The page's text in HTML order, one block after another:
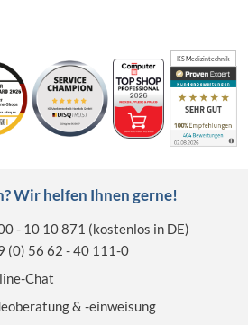
KS Medizintechnik
Wir helfen Ihnen gerne!
- 10 10 871 (kostenlos in DE)
(0) 56 62 - 40 111-0
Chat
& -einweisung